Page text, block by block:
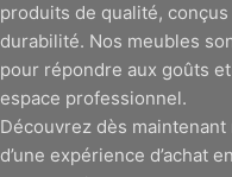
produits de qualité,
durabilité. Nos meubles
pour répondre aux goûts
espace professionnel.
Découvrez dès
d’une expérience d’achat